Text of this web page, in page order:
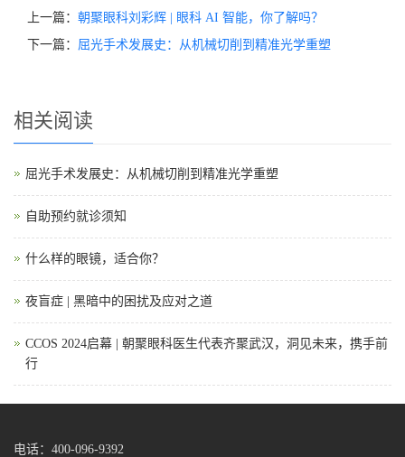
上一篇： 朝聚眼科刘彩辉 | 眼科 AI 智能，你了解吗？
下一篇： 屈光手术发展史：从机械切削到精准光学重塑
相关阅读
屈光手术发展史：从机械切削到精准光学重塑
自助预约就诊须知
什么样的眼镜，适合你？
夜盲症 | 黑暗中的困扰及应对之道
CCOS 2024启幕 | 朝聚眼科医生代表齐聚武汉，洞见未来，携手前
行
电话：400-096-9392